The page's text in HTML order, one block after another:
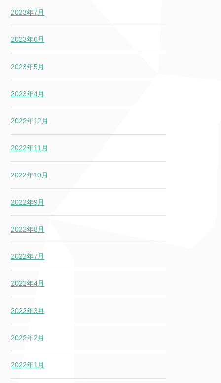
2023年7月
2023年6月
2023年5月
2023年4月
2022年12月
2022年11月
2022年10月
2022年9月
2022年8月
2022年7月
2022年4月
2022年3月
2022年2月
2022年1月